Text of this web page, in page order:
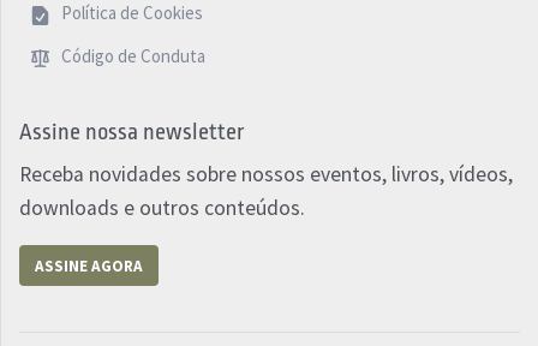
Política de Cookies
Código de Conduta
Assine nossa newsletter
Receba novidades sobre nossos eventos, livros, vídeos,
downloads e outros conteúdos.
ASSINE AGORA